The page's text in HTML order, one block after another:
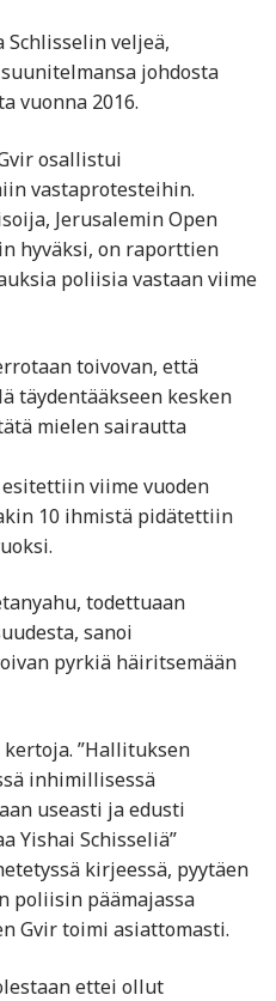
Schlisselin veljeä,
johdosta
vuonna 2016.
osallistui
vastaprotesteihin.
Jerusalemin Open
hyväksi, on raporttien
poliisia vastaan viime
toivovan, että
täydentääkseen kesken
mielen sairautta
viime vuoden
10 ihmistä pidätettiin
todettuaan
sanoi
pyrkiä häiritsemään
”Hallituksen
inhimillisessä
useasti ja edusti
Yishai Schisseliä”
kirjeessä, pyytäen
poliisin päämajassa
Gvir toimi asiattomasti.
ettei ollut